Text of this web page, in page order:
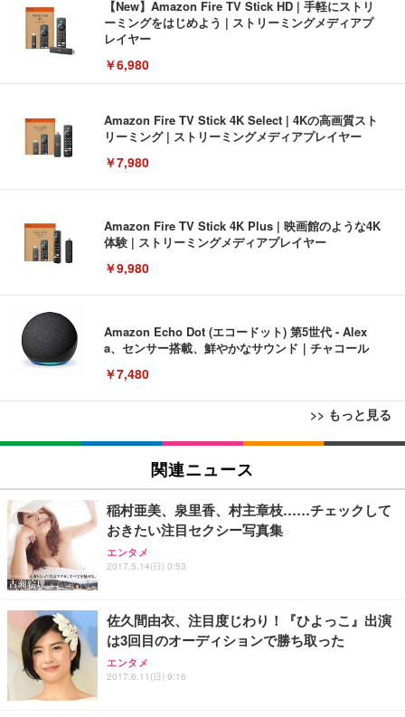
【New】Amazon Fire TV Stick HD | 手軽にストリ
ーミングをはじめよう | ストリーミングメディアプ
レイヤー
￥6,980
Amazon Fire TV Stick 4K Select | 4Kの高画質スト
リーミング | ストリーミングメディアプレイヤー
￥7,980
Amazon Fire TV Stick 4K Plus | 映画館のような4K
体験 | ストリーミングメディアプレイヤー
￥9,980
Amazon Echo Dot (エコードット) 第5世代 - Alex
a、センサー搭載、鮮やかなサウンド｜チャコール
￥7,480
>> もっと見る
[EdoErgo] オフィスチェア 椅子 テレワーク 疲れな
い 跳ね上げ式アームレスト コンパクト 約105度ロッ
キング pc 事務椅子 360度回転 座面昇降 強化ナイロ
ン樹脂ベース 通気性メッシュ 在宅ワーク H-WY01
(黒網+黒枠+黒足)
￥5,699
SIHOO B100 オフィスチェア／デスクチェア メッシ
Sezlife オフィスチェア デスクチェア 疲れない テレ
ワーク チェア 強化バックレスト 30度ロッキング機
EIZO ビジネス向けプレミアムモニター | FlexScan
EV3240X-WT | 31.5型4K UHD・USB Type-C・ホワ
￥105,595
EIZO ビジネス向けプレミアムモニター | FlexScan
EV2740X-WT | 27.0型4K UHD・USB Type-C・ホワ
￥109,572
【純正品】27"ゲーミングモニター DualSense 充電
フック付き（CFI-ZDM1J）
Amazonベーシック ペットシーツ 薄型 レギュラー 1
回使い捨て 無香料 ホワイト 300枚
￥3,373
Amazonベーシック ペットシーツ 厚型 ワイド 42枚
ネオ・ルーライフ ネオ・オムツ L 中型犬用 26枚入
関連ニュース
稲村亜美、泉里香、村主章枝……チェックして
おきたい注目セクシー写真集
エンタメ
2017.5.14(日) 0:53
佐久間由衣、注目度じわり！『ひよっこ』出演
は3回目のオーディションで勝ち取った
エンタメ
2017.6.11(日) 9:16